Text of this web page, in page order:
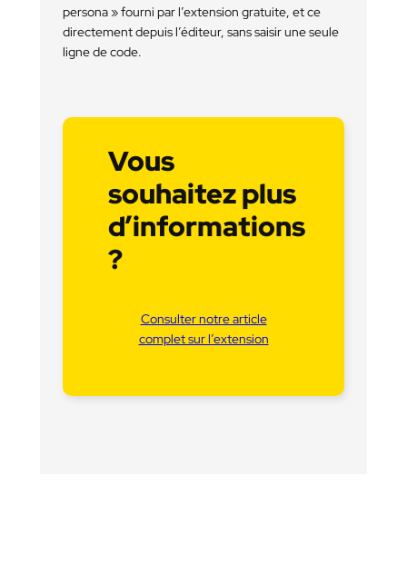
persona » fourni par l’extension gratuite, et ce
directement depuis l’éditeur, sans saisir une seule
ligne de code.
Vous
souhaitez plus
d’informations
?
Consulter notre article
complet sur l’extension